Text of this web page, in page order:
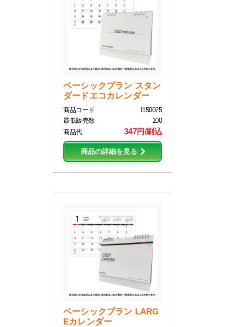
ベーシックプラン スタン
ダードエコカレンダー
商品コード
I150025
最低販売数
100
商品代
347円/刷込
商品の詳細を見る
ベーシックプラン LARG
Eカレンダー